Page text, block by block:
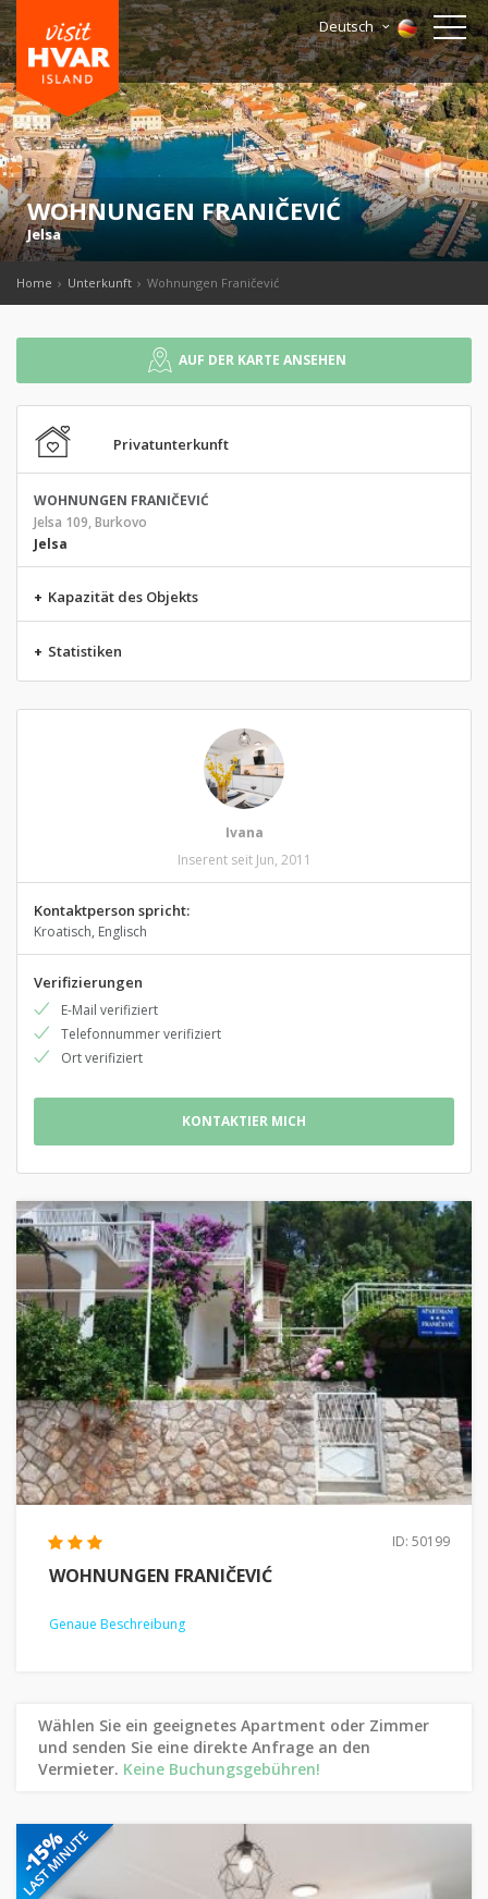
Deutsch
WOHNUNGEN FRANIČEVIĆ
Jelsa
Home Unterkunft Wohnungen Franičević
AUF DER KARTE ANSEHEN
Privatunterkunft
WOHNUNGEN FRANIČEVIĆ
Jelsa 109, Burkovo
Jelsa
+ Kapazität des Objekts
+ Statistiken
Ivana
Inserent seit Jun, 2011
Kontaktperson spricht:
Kroatisch, Englisch
Verifizierungen
E-Mail verifiziert
Telefonnummer verifiziert
Ort verifiziert
KONTAKTIER MICH
ID: 50199
WOHNUNGEN FRANIČEVIĆ
Genaue Beschreibung
Wählen Sie ein geeignetes Apartment oder Zimmer
und senden Sie eine direkte Anfrage an den
Vermieter. Keine Buchungsgebühren!